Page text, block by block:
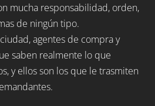
mucha responsabilidad, orden,
de ningún tipo.
agentes de compra y
saben realmente lo que
y ellos son los que le trasmiten